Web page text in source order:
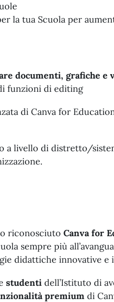
la tua Scuola per
documenti, grafiche e
funzioni di editing
di Canva for
a livello di distretto/
riconosciuto Canva for
sempre più
didattiche innovative e
studenti dell’Istituto di
premium di